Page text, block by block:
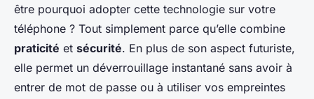
être pourquoi adopter cette technologie sur votre
téléphone ? Tout simplement parce qu’elle combine
praticité et sécurité. En plus de son aspect futuriste,
elle permet un déverrouillage instantané sans avoir à
entrer de mot de passe ou à utiliser vos empreintes